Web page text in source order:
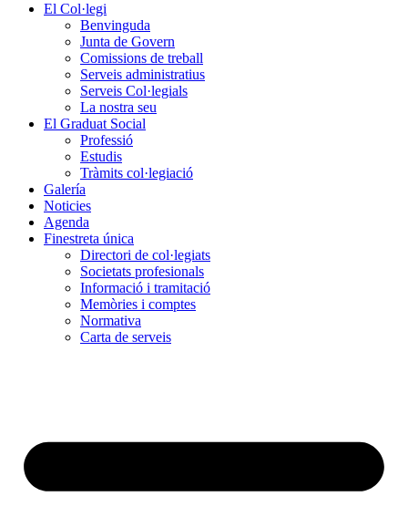
El Col·legi
Benvinguda
Junta de Govern
Comissions de treball
Serveis administratius
Serveis Col·legials
La nostra seu
El Graduat Social
Professió
Estudis
Tràmits col·legiació
Galería
Noticies
Agenda
Finestreta única
Directori de col·legiats
Societats profesionals
Informació i tramitació
Memòries i comptes
Normativa
Carta de serveis